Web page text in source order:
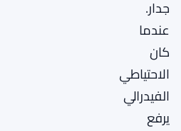
جدار.
عندما
كان
الاحتياطي
الفيدرالي
يرفع